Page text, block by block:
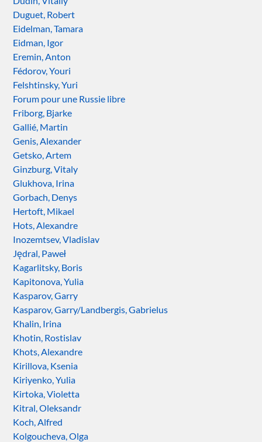
Duguet, Robert
Eidelman, Tamara
Eidman, Igor
Eremin, Anton
Fédorov, Youri
Felshtinsky, Yuri
Forum pour une Russie libre
Friborg, Bjarke
Gallié, Martin
Genis, Alexander
Getsko, Artem
Ginzburg, Vitaly
Glukhova, Irina
Gorbach, Denys
Hertoft, Mikael
Hots, Alexandre
Inozemtsev, Vladislav
Jędral, Paweł
Kagarlitsky, Boris
Kapitonova, Yulia
Kasparov, Garry
Kasparov, Garry/Landbergis, Gabrielus
Khalin, Irina
Khotin, Rostislav
Khots, Alexandre
Kirillova, Ksenia
Kiriyenko, Yulia
Kirtoka, Violetta
Kitral, Oleksandr
Koch, Alfred
Kolgoucheva, Olga